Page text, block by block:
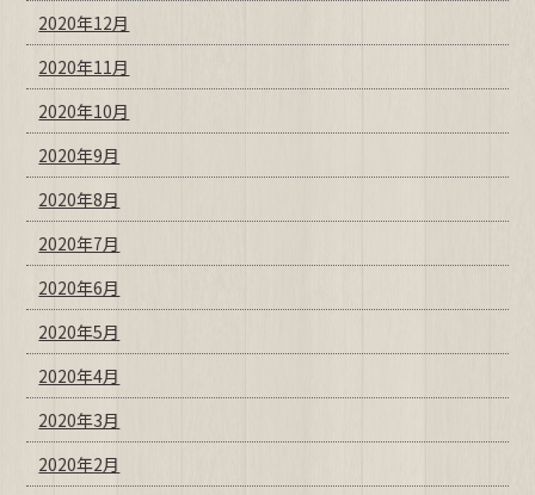
2020年12月
2020年11月
2020年10月
2020年9月
2020年8月
2020年7月
2020年6月
2020年5月
2020年4月
2020年3月
2020年2月